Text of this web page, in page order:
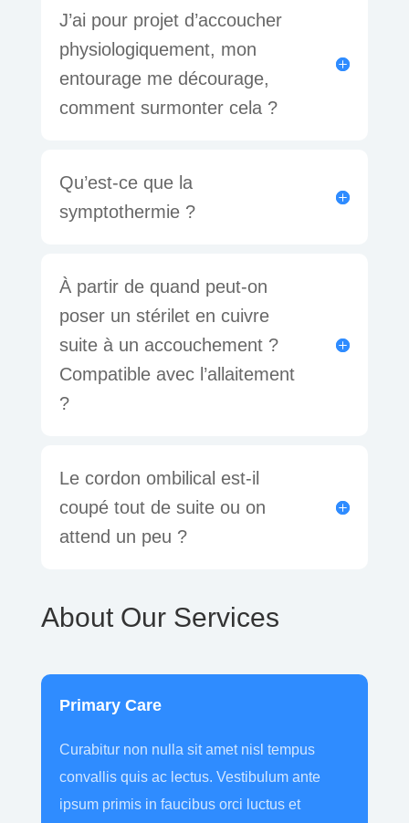
J’ai pour projet d’accoucher
physiologiquement, mon
entourage me décourage,
comment surmonter cela ?
Qu’est-ce que la
symptothermie ?
À partir de quand peut-on
poser un stérilet en cuivre
suite à un accouchement ?
Compatible avec l’allaitement
?
Le cordon ombilical est-il
coupé tout de suite ou on
attend un peu ?
About Our Services
Primary Care
Curabitur non nulla sit amet nisl tempus
convallis quis ac lectus. Vestibulum ante
ipsum primis in faucibus orci luctus et